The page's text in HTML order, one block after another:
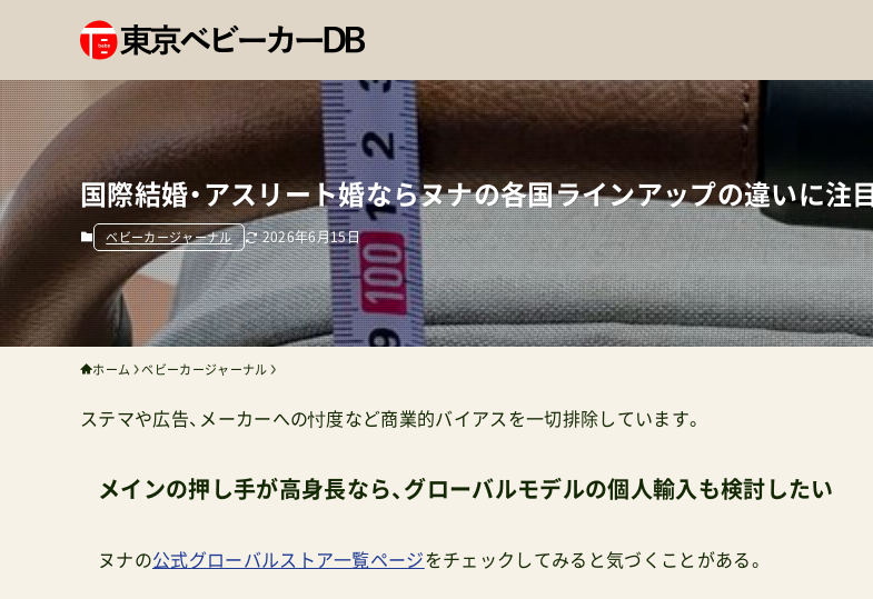
国際結婚・アスリート婚ならヌナの各国ラインアップの違いに注目
ベビーカージャーナル 2026年6月15日
ホーム ベビーカージャーナル
ステマや広告、メーカーへの忖度など商業的バイアスを一切排除しています。
メインの押し手が高身長なら、グローバルモデルの個人輸入も検討したい
ヌナの公式グローバルストア一覧ページをチェックしてみると気づくことがある。